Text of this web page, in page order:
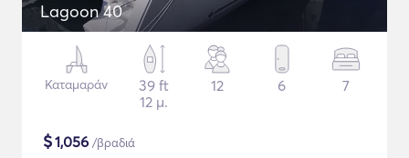
Lagoon 40
Καταμαράν
39 ft
12 μ.
12 6 7
$1,056 /βραδιά